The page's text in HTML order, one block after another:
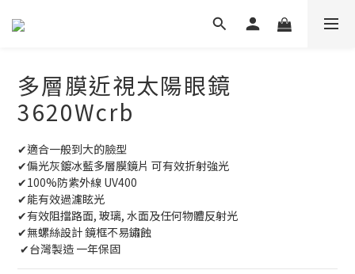
多層膜近視太陽眼鏡
3620Wcrb
✔適合一般到大的臉型
✔偏光灰鍍冰藍多層膜鏡片 可有效折射強光
✔100%防紫外線 UV400
✔能有效過濾眩光
✔有效阻擋路面, 玻璃, 水面及任何物體反射光
✔無螺絲設計 鏡框不易鏽蝕
✔台灣製造 一年保固